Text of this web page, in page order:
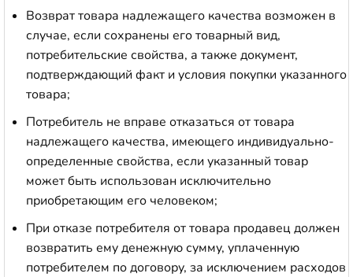
Возврат товара надлежащего качества возможен в
случае, если сохранены его товарный вид,
потребительские свойства, а также документ,
подтверждающий факт и условия покупки указанного
товара;
Потребитель не вправе отказаться от товара
надлежащего качества, имеющего индивидуально-
определенные свойства, если указанный товар
может быть использован исключительно
приобретающим его человеком;
При отказе потребителя от товара продавец должен
возвратить ему денежную сумму, уплаченную
потребителем по договору, за исключением расходов